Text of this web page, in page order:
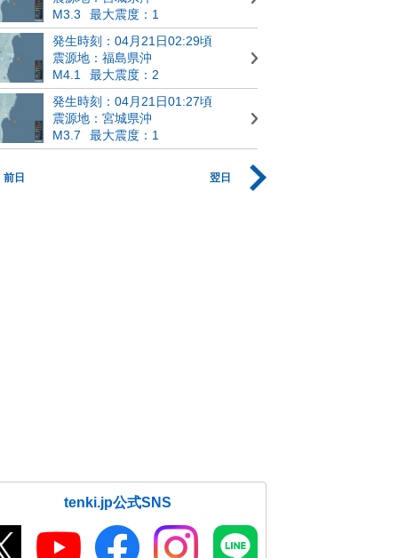
M3.3
最大震度：1
発生時刻：04月21日02:29頃
震源地：福島県沖
M4.1
最大震度：2
発生時刻：04月21日01:27頃
震源地：宮城県沖
M3.7
最大震度：1
前日 翌日
tenki.jp公式SNS